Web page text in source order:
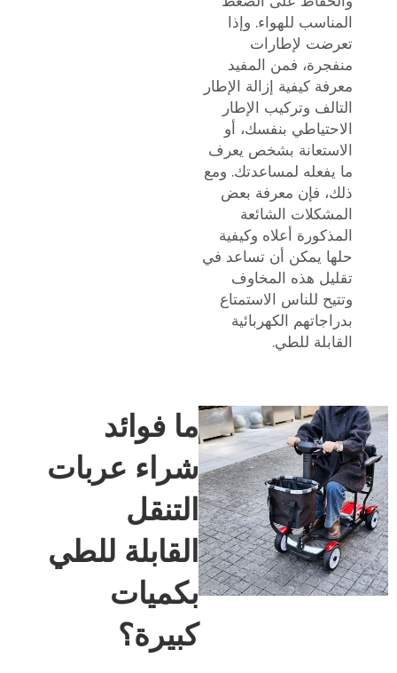
المناسب للهواء. وإذا
تعرضت لإطارات
منفجرة، فمن المفيد
معرفة كيفية إزالة الإطار
التالف وتركيب الإطار
الاحتياطي بنفسك، أو
الاستعانة بشخص يعرف
ما يفعله لمساعدتك. ومع
ذلك، فإن معرفة بعض
المشكلات الشائعة
المذكورة أعلاه وكيفية
حلها يمكن أن تساعد في
تقليل هذه المخاوف
وتتيح للناس الاستمتاع
بدراجاتهم الكهربائية
القابلة للطي.
ما فوائد
شراء عربات
التنقل
القابلة للطي
بكميات
كبيرة؟